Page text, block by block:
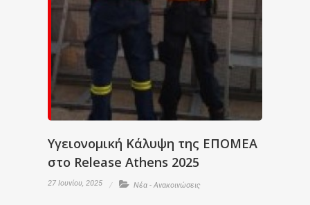
Υγειονομική Κάλυψη της ΕΠΟΜΕΑ
στο Release Athens 2025
27 Ιουνίου, 2025 Νέα - Ανακοινώσεις